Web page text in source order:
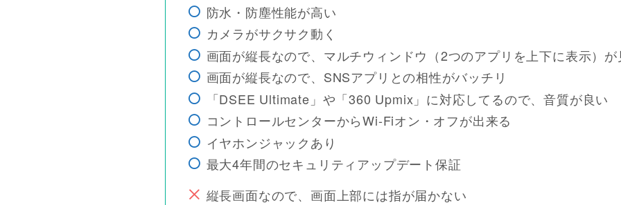
防水・防塵性能が高い
カメラがサクサク動く
画面が縦長なので、マルチウィンドウ（2つのアプリを上下に表示）
画面が縦長なので、SNSアプリとの相性がバッチリ
「DSEE Ultimate」や「360 Upmix」に対応してるので、音質が良い
コントロールセンターからWi-Fiオン・オフが出来る
イヤホンジャックあり
最大4年間のセキュリティアップデート保証
縦長画面なので、画面上部には指が届かない